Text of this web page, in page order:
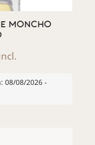
MONCHO
08/08/2026 -